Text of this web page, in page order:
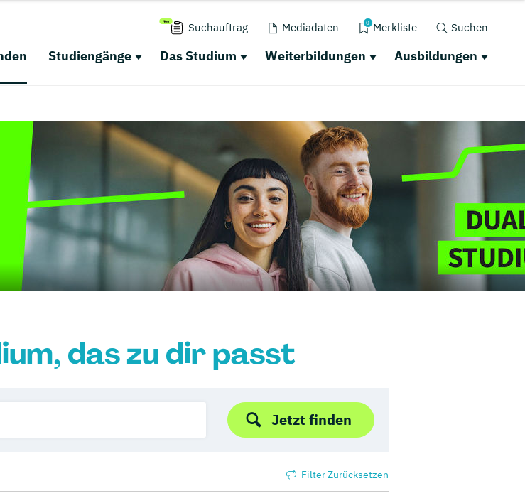
Suchauftrag Mediadaten 0 Merkliste Suchen
Studiengänge Das Studium Weiterbildungen Ausbildungen
das zu dir passt
Jetzt finden
Filter Zurücksetzen